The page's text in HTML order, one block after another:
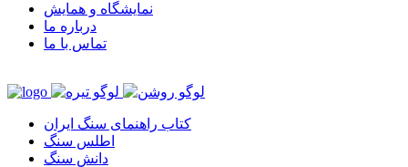
نمایشگاه و همایش
درباره ما
تماس با ما
کتاب راهنمای سنگ ایران
اطلس سنگ
دانش سنگ